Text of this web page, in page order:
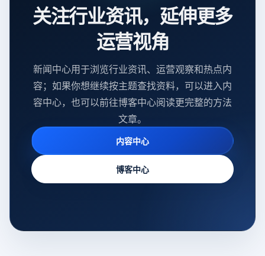
关注行业资讯，延伸更多
运营视角
新闻中心用于浏览行业资讯、运营观察和热点内
容；如果你想继续按主题查找资料，可以进入内
容中心，也可以前往博客中心阅读更完整的方法
文章。
内容中心
博客中心